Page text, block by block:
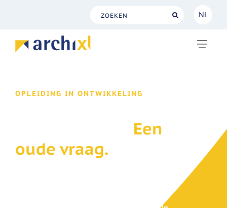
NL
OPLEIDING IN ONTWIKKELING
Een
oude vraag.